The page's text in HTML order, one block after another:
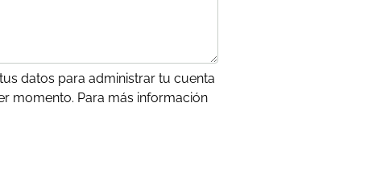
datos para administrar tu cuenta
momento. Para más información